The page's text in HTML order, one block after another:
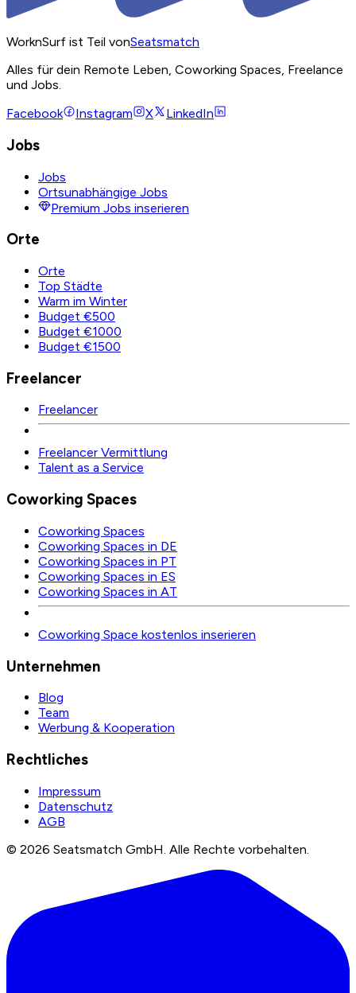
WorknSurf ist Teil vonSeatsmatch
Alles für dein Remote Leben, Coworking Spaces, Freelance
und Jobs.
Facebook
Instagram X LinkedIn
Jobs
Jobs
Ortsunabhängige Jobs
Premium Jobs inserieren
Orte
Orte
Top Städte
Warm im Winter
Budget €500
Budget €1000
Budget €1500
Freelancer
Freelancer
Freelancer Vermittlung
Talent as a Service
Coworking Spaces
Coworking Spaces
Coworking Spaces in DE
Coworking Spaces in PT
Coworking Spaces in ES
Coworking Spaces in AT
Coworking Space kostenlos inserieren
Unternehmen
Blog
Team
Werbung & Kooperation
Rechtliches
Impressum
Datenschutz
AGB
© 2026 Seatsmatch GmbH. Alle Rechte vorbehalten.